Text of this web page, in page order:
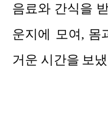
음료와 간식을
운지에 모여, 몸
거운 시간을 보